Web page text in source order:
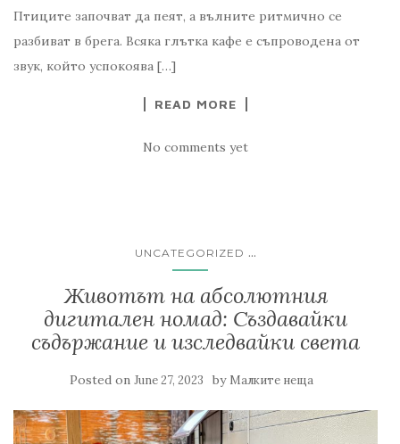
Птиците започват да пеят, а вълните ритмично се
разбиват в брега. Всяка глътка кафе е съпроводена от
звук, който успокоява […]
READ MORE
No comments yet
UNCATEGORIZED ...
Животът на абсолютния
дигитален номад: Създавайки
съдържание и изследвайки света
Posted on June 27, 2023 by Малките неща